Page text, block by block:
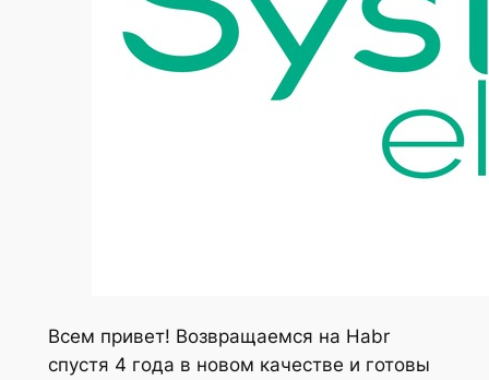
Всем привет! Возвращаемся на Habr
спустя 4 года в новом качестве и готовы